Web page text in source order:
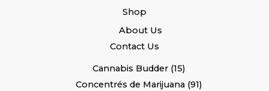
Shop
About Us
Contact Us
Cannabis Budder 15
Concentrés de Marijuana 91